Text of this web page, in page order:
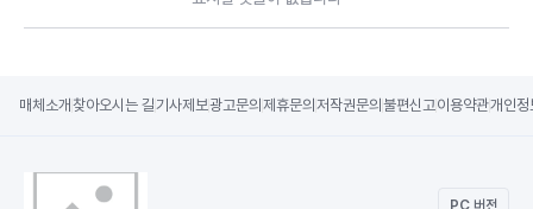
매체소개 찾아오시는 길기사제보광고문의 제휴문의 저작권문의 불편신고이용약관개인정
PC 버전